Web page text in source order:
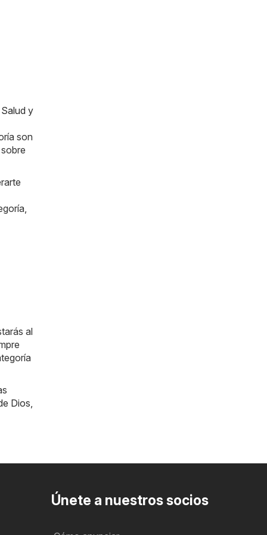
Salud y
son
al
Dios,
Únete a nuestros socios